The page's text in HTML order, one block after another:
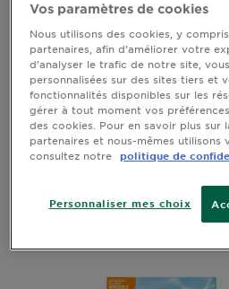
EAU SOLAIRE
EXPERT+
No reviews Voir
APERÇU
Vos paramètres de cookies
Nous utilisons des cookies, y
partenaires, afin d’améliorer votre
d’analyser le trafic de notre site,
personnalisées sur des sites tiers et
fonctionnalités disponibles sur les
gérer à tout moment vos
des cookies. Pour en savoir plus sur
partenaires et nous-mêmes utilisons
consultez notre
politique de
Personnaliser mes choix